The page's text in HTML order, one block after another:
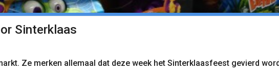
Sinterklaas
Ze merken allemaal dat deze week het Sinterklaasfeest gevierd